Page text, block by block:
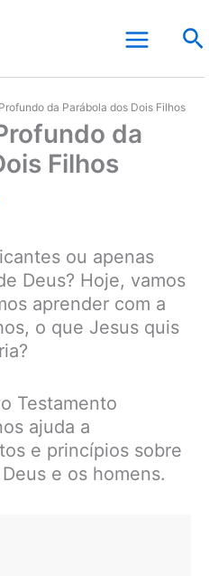
da Parábola dos Dois Filhos
da
Filhos
ou apenas
Deus? Hoje, vamos
aprender com a
o que Jesus quis
Testamento
ajuda a
e princípios sobre
e os homens.